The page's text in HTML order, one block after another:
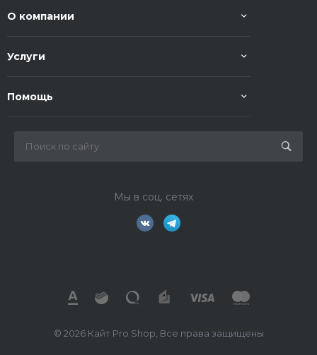
О компании
Услуги
Помощь
Мы в соц. сетях
© 2026 Кайт Pro Shop, Все права защищены